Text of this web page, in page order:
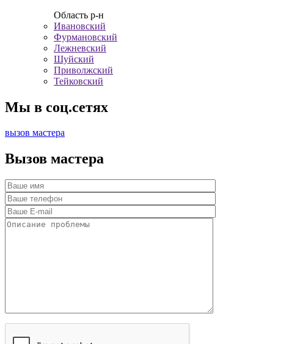
Область р-н
Ивановский
Фурмановский
Лежневский
Шуйский
Приволжский
Тейковский
Мы в соц.сетях
вызов мастера
Вызов мастера